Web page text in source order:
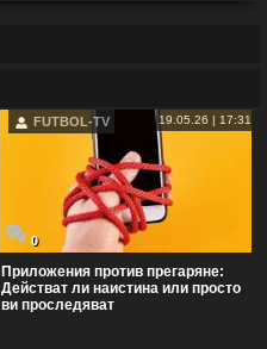
FUTBOL-TV 19.05.26 | 17:31
0
Приложения против прегаряне:
Действат ли наистина или просто
ви проследяват